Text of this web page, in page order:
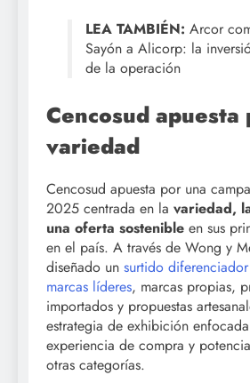
LEA TAMBIÉN: Arcor
Sayón a Alicorp: la
de la operación
Cencosud apuesta
variedad
Cencosud apuesta por una
2025 centrada en la variedad,
una oferta sostenible en sus
en el país. A través de Wong y
diseñado un surtido
marcas líderes, marcas propias,
importados y propuestas
estrategia de exhibición
experiencia de compra y
otras categorías.